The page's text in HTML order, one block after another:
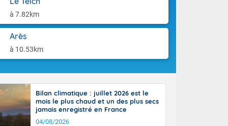
à 7.82km
Arès
à 10.53km
sur
avec des
sur le sud
sur la
entre 50 et
résiste sur
Alpes à
et 20
Bilan climatique : juillet 2026 est le
mois le plus chaud et un des plus secs
jamais enregistré en France
04/08/2026